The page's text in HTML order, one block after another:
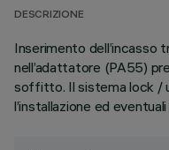
DESCRIZIONE
Inserimento dell’incasso
nell’adattatore (PA55)
soffitto. Il sistema lock /
l’installazione ed